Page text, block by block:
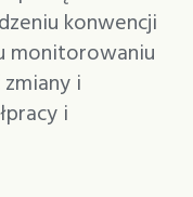
konwencji
monitorowaniu
i
i